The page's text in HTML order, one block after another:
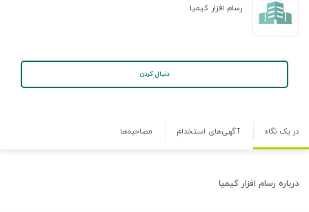
رسام افزار کیمیا
دنبال کردن
در یک نگاه آگهی‌های استخدام مصاحبه‌ها
درباره رسام افزار کیمیا